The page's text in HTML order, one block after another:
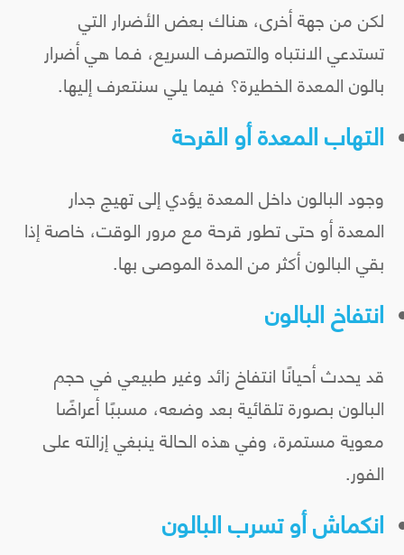
لكن من جهة أخرى، هناك بعض الأضرار التي
تستدعي الانتباه والتصرف السريع، فـما هي أضرار
بالون المعدة الخطيرة؟ فيما يلي سنتعرف إليها.
التهاب المعدة أو القرحة
وجود البالون داخل المعدة يؤدي إلى تهيج جدار
المعدة أو حتى تطور قرحة مع مرور الوقت، خاصة إذا
بقي البالون أكثر من المدة الموصى بها.
انتفاخ البالون
قد يحدث أحيانًا انتفاخ زائد وغير طبيعي في حجم
البالون بصورة تلقائية بعد وضعه، مسببًا أعراضًا
معوية مستمرة، وفي هذه الحالة ينبغي إزالته على
الفور.
انكماش أو تسرب البالون